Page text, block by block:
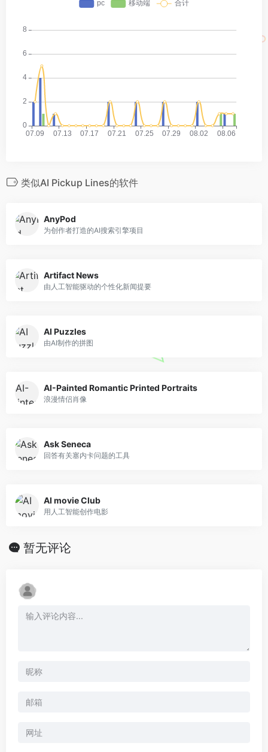
类似AI Pickup Lines的软件
AnyPod
为创作者打造的AI搜索引擎项目
Artifact News
由人工智能驱动的个性化新闻提要
AI Puzzles
由AI制作的拼图
AI-Painted Romantic Printed Portraits
浪漫情侣肖像
Ask Seneca
回答有关塞内卡问题的工具
AI movie Club
用人工智能创作电影
暂无评论